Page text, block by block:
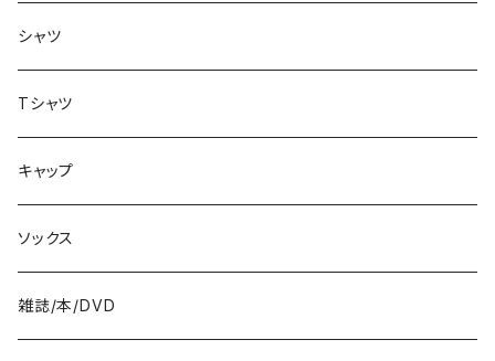
バッグ
8.3インチ
8.4インチ
8.5インチ
8.6インチ
8.7インチ
シャツ
Tシャツ
キャップ
ソックス
雑誌/本/DVD